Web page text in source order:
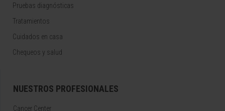
Pruebas diagnósticas
Tratamientos
Cuidados en casa
Chequeos y salud
NUESTROS PROFESIONALES
Cancer Center